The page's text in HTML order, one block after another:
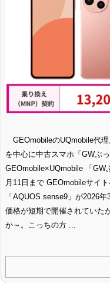
GEOmobileのUQmobile代
を中心に中古スマホ「GWぶ
GEOmobile×UQmobile 「GW
月11日まで GEOmobileサイ
「AQUOS sense9」が2026
価格が短期で開催されていた
か～。こっちの方 ...